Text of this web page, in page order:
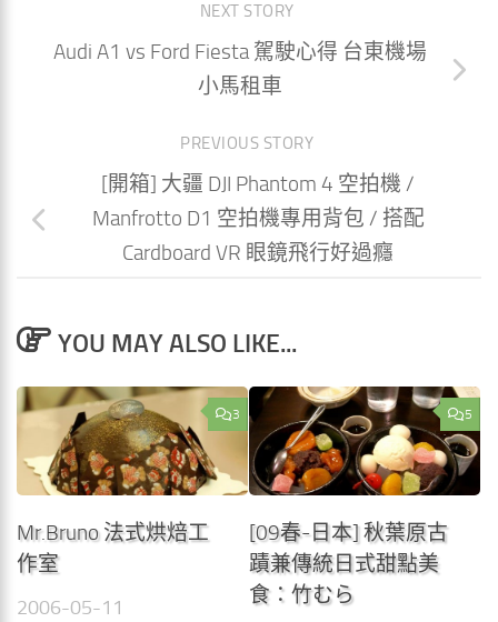
NEXT STORY
Audi A1 vs Ford Fiesta 駕駛心得 台東機場
小馬租車
PREVIOUS STORY
[開箱] 大疆 DJI Phantom 4 空拍機 /
Manfrotto D1 空拍機專用背包 / 搭配
Cardboard VR 眼鏡飛行好過癮
YOU MAY ALSO LIKE...
3
Mr.Bruno 法式烘焙工
作室
2006-05-11
5
[09春-日本] 秋葉原古
蹟兼傳統日式甜點美
食：竹むら